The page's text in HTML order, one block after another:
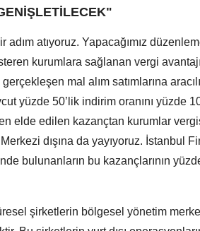
adım atıyoruz. Yapacağımız
kurumlara sağlanan vergi
mal alım satımlarına
yüzde 50’lik indirim oranını yüzde
elde edilen kazançtan kurumlar
dışına da yayıyoruz. İstanbul
bulunanların bu kazançlarının
şirketlerin bölgesel yönetim